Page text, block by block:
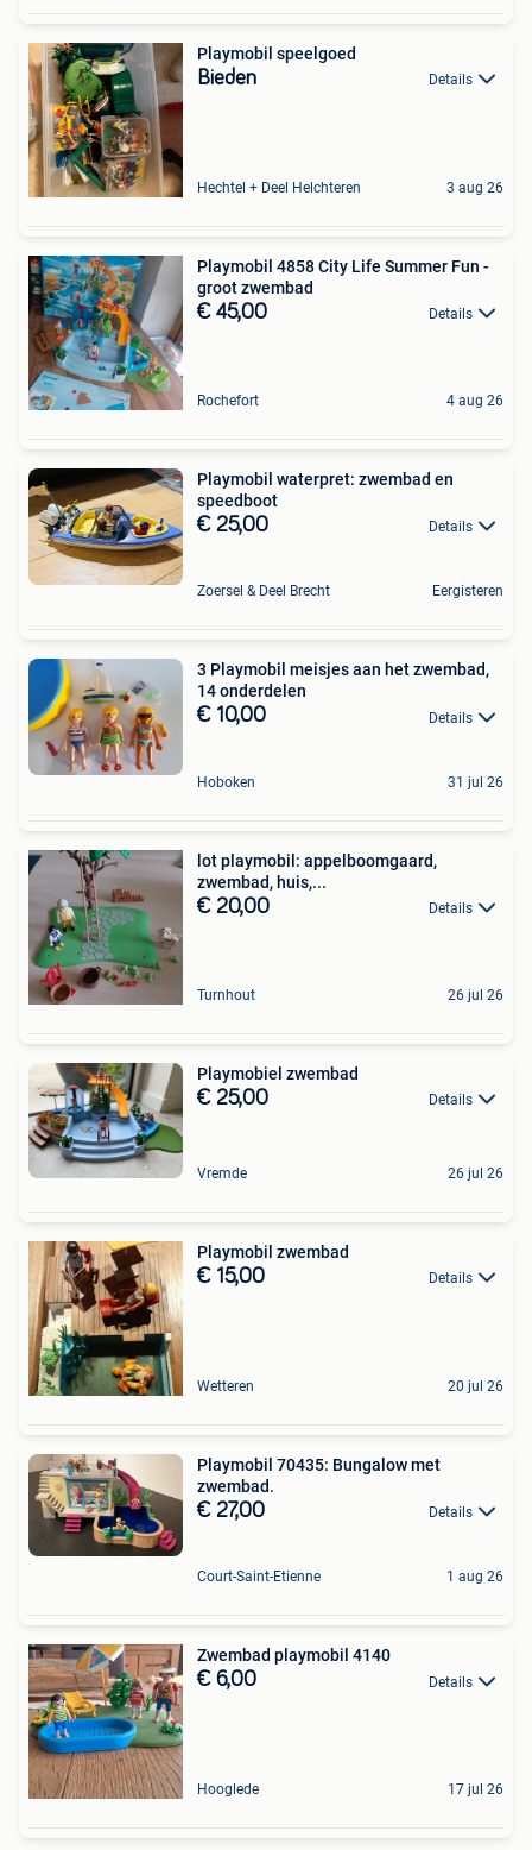
Playmobil speelgoed
Bieden Details
Hechtel + Deel Helchteren 3 aug 26
Playmobil 4858 City Life Summer Fun -
groot zwembad
€ 45,00 Details
Rochefort 4 aug 26
Playmobil waterpret: zwembad en
speedboot
€ 25,00 Details
Zoersel & Deel Brecht Eergisteren
3 Playmobil meisjes aan het zwembad,
14 onderdelen
€ 10,00 Details
Hoboken 31 jul 26
lot playmobil: appelboomgaard,
zwembad, huis,...
€ 20,00 Details
Turnhout 26 jul 26
Playmobiel zwembad
€ 25,00 Details
Vremde 26 jul 26
Playmobil zwembad
€ 15,00 Details
Wetteren 20 jul 26
Playmobil 70435: Bungalow met
zwembad.
€ 27,00 Details
Court-Saint-Etienne 1 aug 26
Zwembad playmobil 4140
€ 6,00 Details
Hooglede 17 jul 26